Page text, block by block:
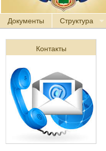
Документы Структура
Контакты